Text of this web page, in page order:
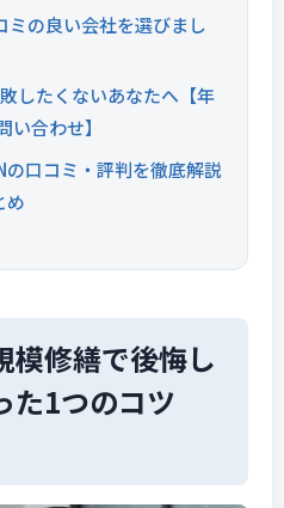
の良い会社を選びまし
したくないあなたへ【年
合わせ】
の口コミ・評判を徹底解説
め
模修繕で後悔し
た1つのコツ